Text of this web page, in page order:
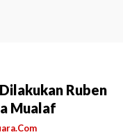
Ruben
Mualaf